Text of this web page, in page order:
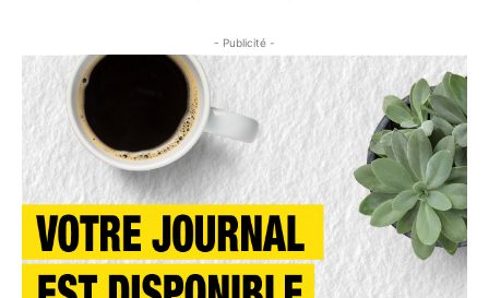
- Publicité -